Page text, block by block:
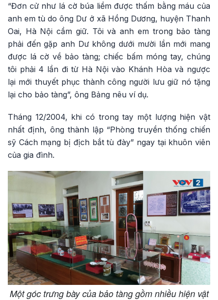
“Đơn cử như lá cờ búa liềm được thấm bằng máu của
anh em tù do ông Dư ở xã Hồng Dương, huyện Thanh
Oai, Hà Nội cầm giữ. Tôi và anh em trong bảo tàng
phải đến gặp anh Dư không dưới mười lần mới mang
được lá cờ về bảo tàng; chiếc bấm móng tay, chúng
tôi phải 4 lần đi từ Hà Nội vào Khánh Hòa và ngược
lại mới thuyết phục thành công người lưu giữ nó tặng
lại cho bảo tàng”, ông Bảng nêu ví dụ.
Tháng 12/2004, khi có trong tay một lượng hiện vật
nhất định, ông thành lập “Phòng truyền thống chiến
sỹ Cách mạng bị địch bắt tù đày” ngay tại khuôn viên
của gia đình.
Một góc trưng bày của bảo tàng gồm nhiều hiện vật